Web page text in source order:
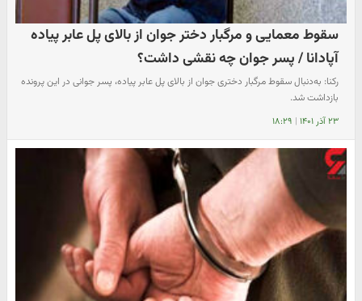
سقوط معمایی و مرگبار دختر جوان از بالای پل عابر پیاده
آپادانا / پسر جوان چه نقشی داشت؟
رکنا: به‌دنبال سقوط مرگبار دختری جوان از بالای پل عابر پیاده، پسر جوانی در این پرونده
بازداشت شد.
۲۳ آذر ۱۴۰۱ | ۱۸:۲۹